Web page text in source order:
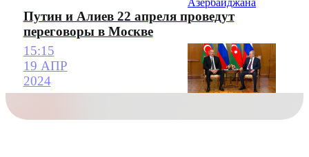
Путин и Алиев 22 апреля проведут
переговоры в Москве
15:15
19 АПР
2024